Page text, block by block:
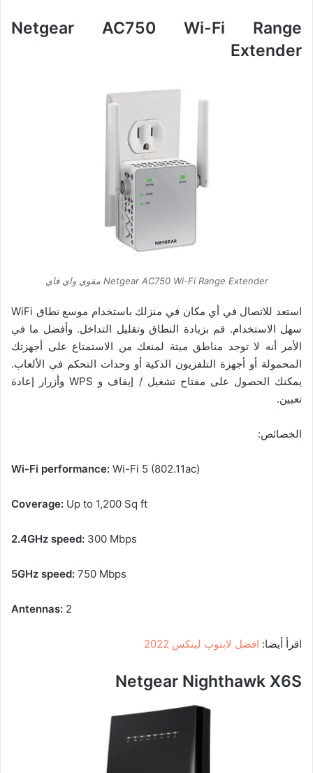
Netgear AC750 Wi-Fi Range
Extender
Netgear AC750 Wi-Fi Range Extender مقوي واي فاي
استعد للاتصال في أي مكان في منزلك باستخدام موسع نطاق WiFi
سهل الاستخدام. قم بزيادة النطاق وتقليل التداخل. وأفضل ما في
الأمر أنه لا توجد مناطق ميتة لمنعك من الاستمتاع على أجهزتك
المحمولة أو أجهزة التلفزيون الذكية أو وحدات التحكم في الألعاب.
يمكنك الحصول على مفتاح تشغيل / إيقاف و WPS وأزرار إعادة
تعيين.
الخصائص:
Wi-Fi performance: Wi-Fi 5 (802.11ac)
Coverage: Up to 1,200 Sq ft
2.4GHz speed: 300 Mbps
5GHz speed: 750 Mbps
Antennas: 2
اقرأ أيضا: افضل لابتوب لينكس 2022
Netgear Nighthawk X6S